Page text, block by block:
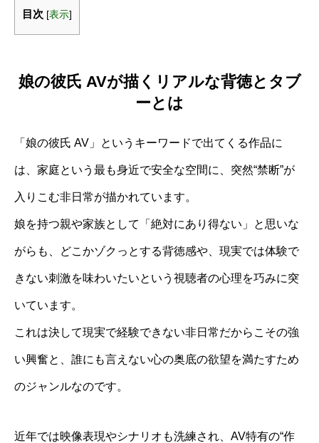
目次 [表示]
娘の彼氏 AVが描くリアルな背徳とタブ
ーとは
「娘の彼氏 AV」というキーワードで出てくる作品に
は、家庭という最も身近で安全な空間に、突然“禁断”が
入りこむ非日常が描かれています。
娘を持つ親や家族として「絶対にあり得ない」と思いな
がらも、どこかゾクっとする背徳感や、現実では体験で
きない刺激を味わいたいという視聴者の心理を巧みに突
いています。
これは決して現実で経験できない非日常だからこその強
い興奮と、誰にも言えない心の奥底の欲望を満たすため
のジャンルなのです。
近年では映像表現やシナリオも洗練され、AV特有の“作